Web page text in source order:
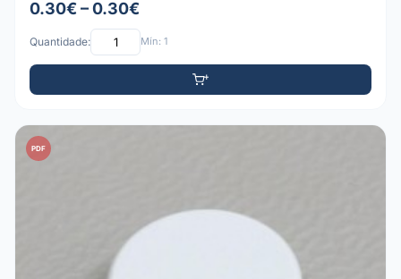
0.30€ – 0.30€
Quantidade: Mín: 1
PDF